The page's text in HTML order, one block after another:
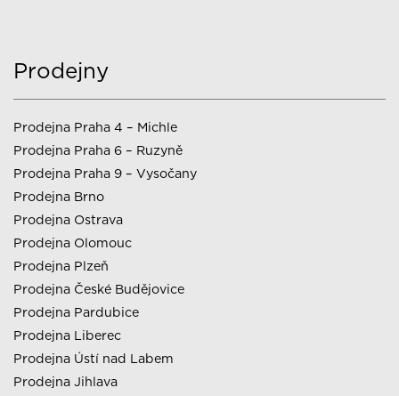
Prodejny
Prodejna Praha 4 – Michle
Prodejna Praha 6 – Ruzyně
Prodejna Praha 9 – Vysočany
Prodejna Brno
Prodejna Ostrava
Prodejna Olomouc
Prodejna Plzeň
Prodejna České Budějovice
Prodejna Pardubice
Prodejna Liberec
Prodejna Ústí nad Labem
Prodejna Jihlava